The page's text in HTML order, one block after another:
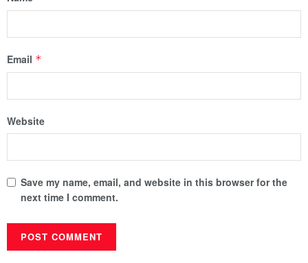
Email *
Website
Save my name, email, and website in this browser for the
next time I comment.